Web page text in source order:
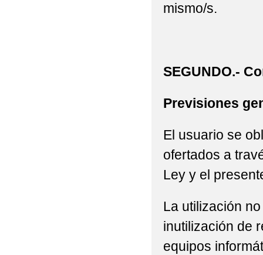
mismo/s.
SEGUNDO.-
Previsiones
El usuario se
ofertados a
Ley y el
La utilización
inutilización de
equipos